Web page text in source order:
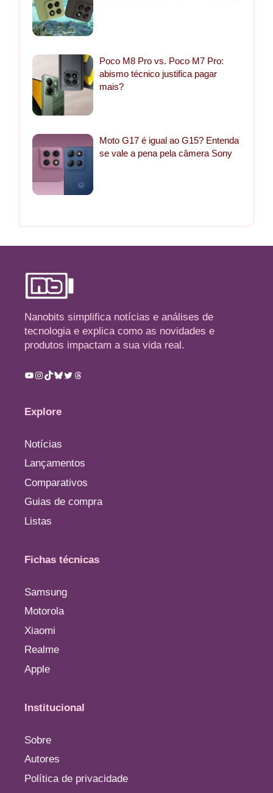
Poco M8 Pro vs. Poco M7 Pro:
abismo técnico justifica pagar
mais?
Moto G17 é igual ao G15? Entenda
se vale a pena pela câmera Sony
Nanobits simplifica notícias e análises de
tecnologia e explica como as novidades e
produtos impactam a sua vida real.
Youtube
Instagram
TikTok
Bluesky
TwitterThreads
Explore
Notícias
Lançamentos
Comparativos
Guias de compra
Listas
Fichas técnicas
Samsung
Motorola
Xiaomi
Realme
Apple
Institucional
Sobre
Autores
Política de privacidade